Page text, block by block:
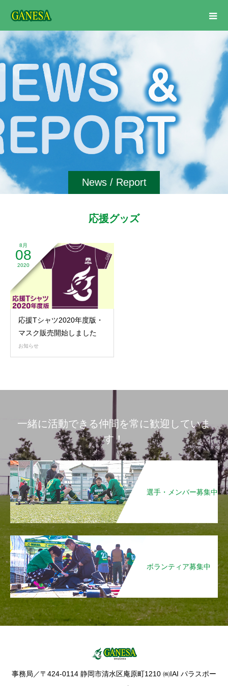
News / Report
応援グッズ
8月
08
2020
応援Tシャツ2020年度版・
マスク販売開始しました
お知らせ
一緒に活動できる仲間を常に歓迎していま
す！
選手・メンバー募集中
ボランティア募集中
事務局／〒424-0114 静岡市清水区庵原町1210 ㈱IAI パラスポー